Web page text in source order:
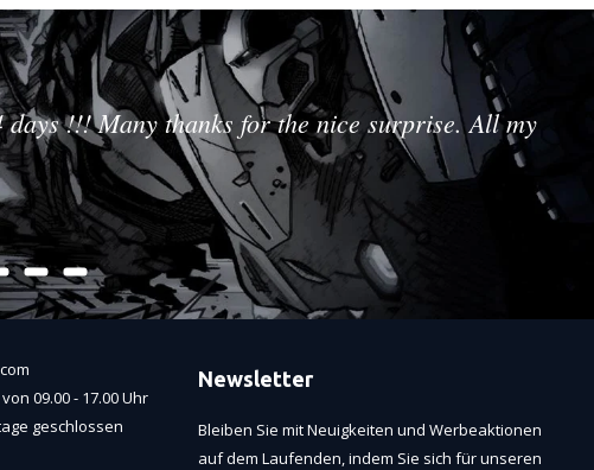
!!! Many thanks for the nice surprise. All my
09.00 - 17.00 Uhr
geschlossen
Newsletter
Bleiben Sie mit Neuigkeiten und Werbeaktionen
auf dem Laufenden, indem Sie sich für unseren